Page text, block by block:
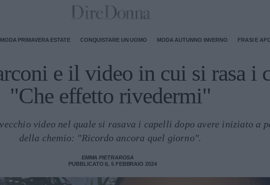
MODA PRIMAVERA ESTATE CONQUISTARE UN UOMO MODA AUTUNNO INVERNO FRASI E
e il video in cui si rasa i
"Che effetto rivedermi"
video nel quale si rasava i capelli dopo avere iniziato a
della chemio: "Ricordo ancora quel giorno".
EMMA PIETRAROSA
PUBBLICATO IL 5 FEBBRAIO 2024